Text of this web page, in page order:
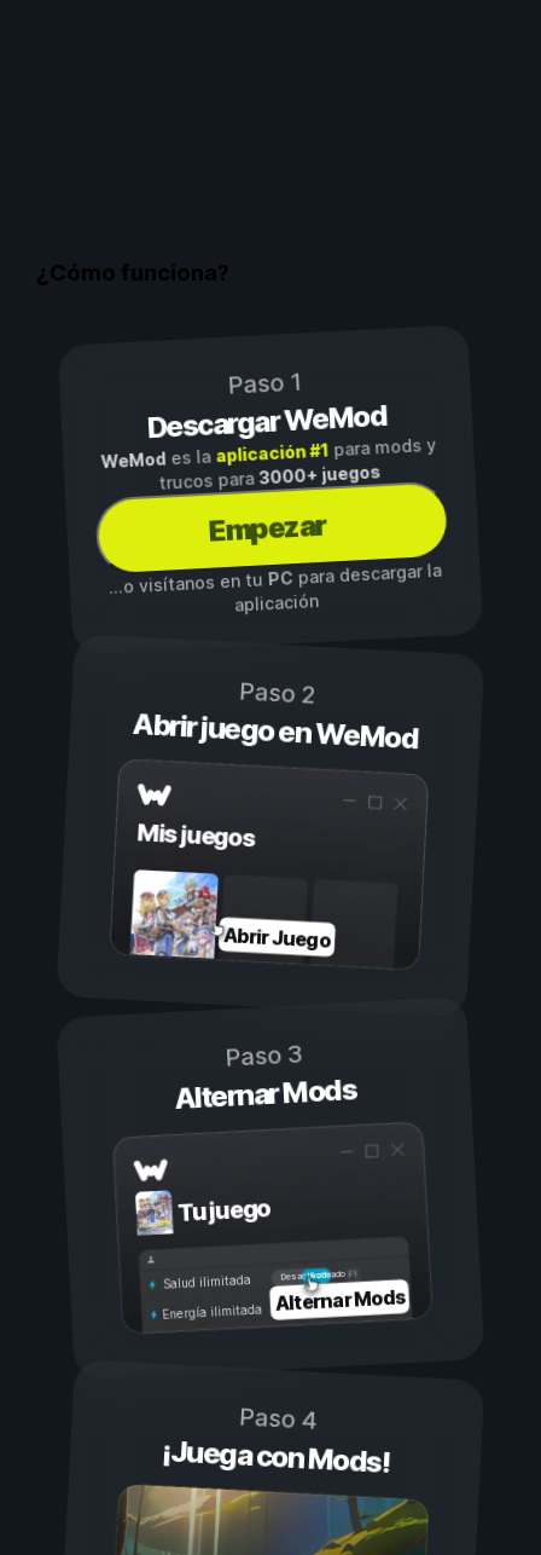
¿Cómo funciona?
Paso 1
Descargar WeMod
WeMod es la aplicación #1para mods y
trucos para3000+ juegos
Empezar
...o visítanos en tuPCpara descargar la
aplicación
Paso 2
Abrir juego en WeMod
Mis juegos
Abrir Juego
Paso 3
Alternar Mods
Tu juego
Activado
Desactivado
Salud ilimitada
Energía ilimitada Alternar Mods
Paso 4
¡Juega con Mods!